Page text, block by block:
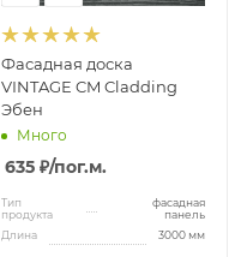
Фасадная доска
VINTAGE CM Cladding
Эбен
Много
635 ₽/пог.м.
Тип
продукта
фасадная
панель
Длина
3000 мм